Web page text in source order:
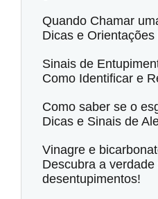
Quando Chamar
Dicas e
Sinais de
Como Identificar e
Como saber se o
Dicas e Sinais de
Vinagre e
Descubra a verdade
desentupimentos!